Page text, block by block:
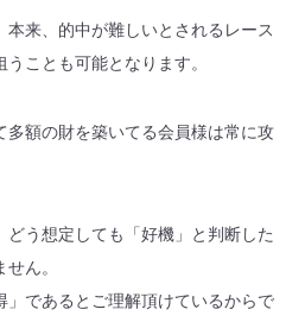
来、的中が難しいとされるレース
ことも可能となります。
多額の財を築いてる会員様は常に攻
どう想定しても「好機」と判断した
ん。
」であるとご理解頂けているからで